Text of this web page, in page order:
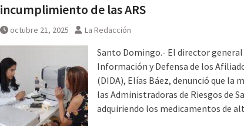
incumplimiento de las ARS
octubre 21, 2025 La Redacción
Santo Domingo.- El director general
Información y Defensa de los
(DIDA), Elías Báez, denunció que la
las Administradoras de Riesgos de
adquiriendo los medicamentos de